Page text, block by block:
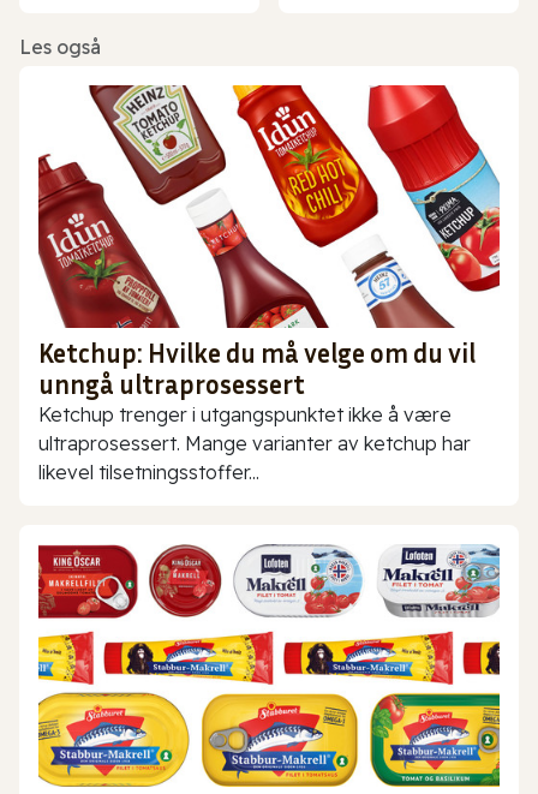
Les også
Ketchup: Hvilke du må velge om du vil
unngå ultraprosessert
Ketchup trenger i utgangspunktet ikke å være
ultraprosessert. Mange varianter av ketchup har
likevel tilsetningsstoffer...